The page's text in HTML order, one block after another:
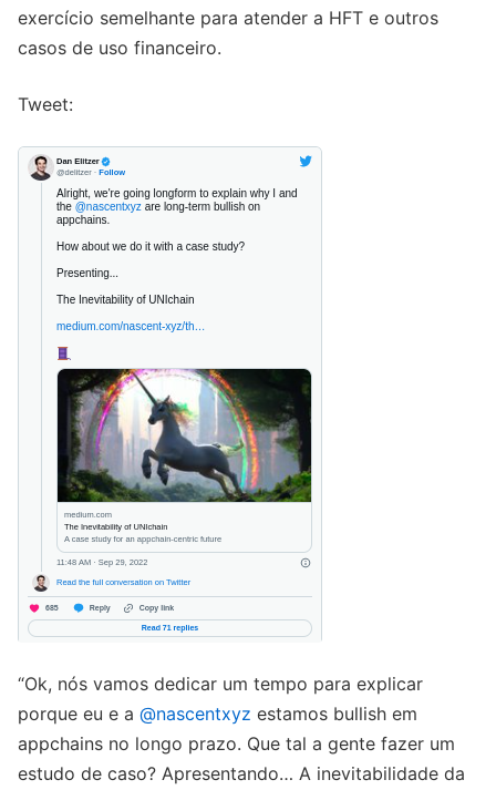
exercício semelhante para atender a HFT e outros
casos de uso financeiro.
Tweet:
“Ok, nós vamos dedicar um tempo para explicar
porque eu e a @nascentxyz estamos bullish em
appchains no longo prazo. Que tal a gente fazer um
estudo de caso? Apresentando… A inevitabilidade da